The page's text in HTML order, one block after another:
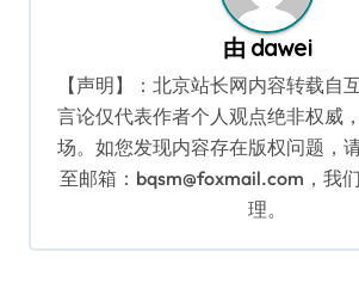
由 dawei
【声明】：北京站长网内容转载自
言论仅代表作者个人观点绝非权威
场。如您发现内容存在版权问题，
至邮箱：bqsm@foxmail.com，我
理。